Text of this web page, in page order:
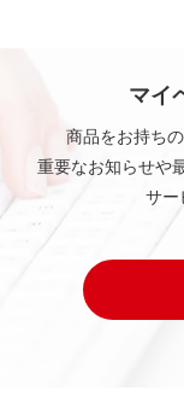
マイ
商品をお持ち
重要なお知らせや
サー